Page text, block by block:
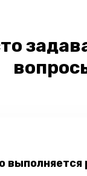
выполняется